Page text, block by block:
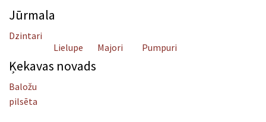
Jūrmala
Dzintari
Lielupe
Majori Pumpuri
Ķekavas novads
Baložu
pilsēta